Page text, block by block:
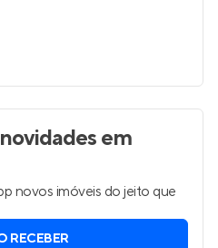
em
novos imóveis do jeito que
RECEBER